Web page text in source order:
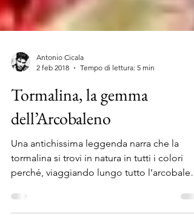
2 feb 2018
Tempo di lettura: 5 min
Tormalina, la gemma
dell’Arcobaleno
Una antichissima leggenda narra che la
perché, viaggiando lungo tutto
ne...